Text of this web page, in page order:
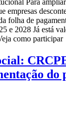
Para
empresas
folha de
e 2028 Já está
como participar
do